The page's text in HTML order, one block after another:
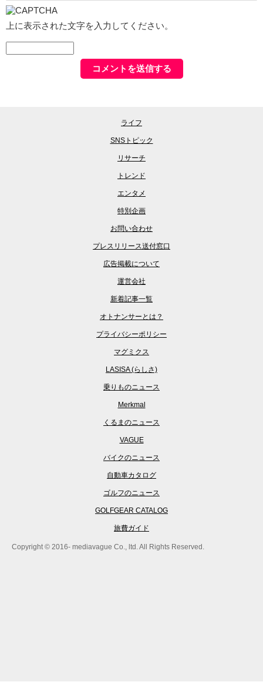
上に表示された文字を入力してください。
ライフ
SNSトピック
リサーチ
トレンド
エンタメ
特別企画
お問い合わせ
プレスリリース送付窓口
広告掲載について
運営会社
新着記事一覧
オトナンサーとは？
プライバシーポリシー
マグミクス
LASISA (らしさ)
乗りものニュース
Merkmal
くるまのニュース
VAGUE
バイクのニュース
自動車カタログ
ゴルフのニュース
GOLFGEAR CATALOG
旅費ガイド
Copyright © 2016- mediavague Co., ltd. All Rights Reserved.